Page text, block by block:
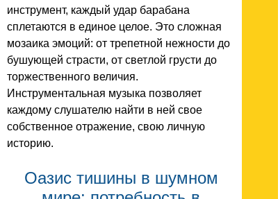
инструмент, каждый удар барабана
сплетаются в единое целое. Это сложная
мозаика эмоций: от трепетной нежности до
бушующей страсти, от светлой грусти до
торжественного величия.
Инструментальная музыка позволяет
каждому слушателю найти в ней свое
собственное отражение, свою личную
историю.
Оазис тишины в шумном